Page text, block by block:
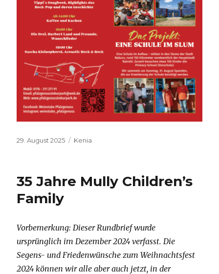
Veröffentlicht
29. August 2025 Kategorien
Kenia
35 Jahre Mully Children’s
Family
Vorbemerkung: Dieser Rundbrief wurde
ursprünglich im Dezember 2024 verfasst. Die
Segens- und Friedenwünsche zum Weihnachtsfest
2024 können wir alle aber auch jetzt, in der